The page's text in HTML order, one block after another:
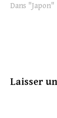
Dans "Japon"
Laisser